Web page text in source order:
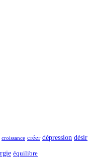
croissance créer dépression désir
équilibre